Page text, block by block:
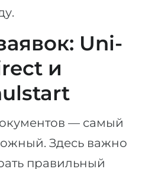
Uni-
и
— самый
Здесь важно
правильный